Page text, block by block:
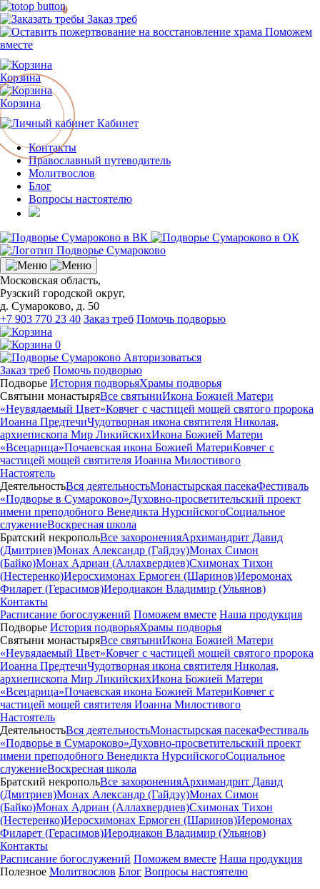
Заказ треб
Поможем
вместе
Корзина
Корзина
0
Кабинет
Контакты
Православный путеводитель
Молитвослов
Блог
Вопросы настоятелю
Московская область,
Рузский городской округ,
д. Сумароково, д. 50
+7 903 770 23 40 Заказ треб Помочь подворью
0
Авторизоваться
Заказ треб Помочь подворью
Подворье История подворьяХрамы подворья
Святыни монастыряВсе святыниИкона Божией Матери
«Неувядаемый Цвет»Ковчег с частицей мощей святого пророка
Иоанна ПредтечиЧудотворная икона святителя Николая,
архиепископа Мир ЛикийскихИкона Божией Матери
«Всецарица»Почаевская икона Божией МатериКовчег с
частицей мощей святителя Иоанна Милостивого
Настоятель
ДеятельностьВся деятельностьМонастырская пасекаФестиваль
«Подворье в Сумароково»Духовно-просветительский проект
имени преподобного Венедикта НурсийскогоСоциальное
служениеВоскресная школа
Братский некропольВсе захороненияАрхимандрит Давид
(Дмитриев)Монах Александр (Гайдэу)Монах Симон
(Байко)Монах Адриан (Аллахвердиев)Схимонах Тихон
(Нестеренко)Иеросхимонах Ермоген (Шаринов)Иеромонах
Филарет (Герасимов)Иеродиакон Владимир (Ульянов)
Контакты
Расписание богослужений Поможем вместе Наша продукция
Подворье История подворьяХрамы подворья
Святыни монастыряВсе святыниИкона Божией Матери
«Неувядаемый Цвет»Ковчег с частицей мощей святого пророка
Иоанна ПредтечиЧудотворная икона святителя Николая,
архиепископа Мир ЛикийскихИкона Божией Матери
«Всецарица»Почаевская икона Божией МатериКовчег с
частицей мощей святителя Иоанна Милостивого
Настоятель
ДеятельностьВся деятельностьМонастырская пасекаФестиваль
«Подворье в Сумароково»Духовно-просветительский проект
имени преподобного Венедикта НурсийскогоСоциальное
служениеВоскресная школа
Братский некропольВсе захороненияАрхимандрит Давид
(Дмитриев)Монах Александр (Гайдэу)Монах Симон
(Байко)Монах Адриан (Аллахвердиев)Схимонах Тихон
(Нестеренко)Иеросхимонах Ермоген (Шаринов)Иеромонах
Филарет (Герасимов)Иеродиакон Владимир (Ульянов)
Контакты
Расписание богослужений Поможем вместе Наша продукция
Полезное Молитвослов Блог Вопросы настоятелю